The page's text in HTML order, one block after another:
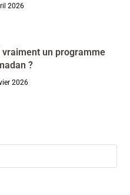
2026
un programme
?
2026